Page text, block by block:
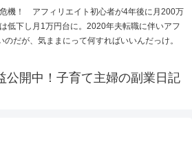
機！ アフィリエイト初心者が4年後に月200万
低下し月1万円台に。2020年夫転職に伴いアフ
だが、気ままにって何すればいいんだっけ。
公開中！子育て主婦の副業日記